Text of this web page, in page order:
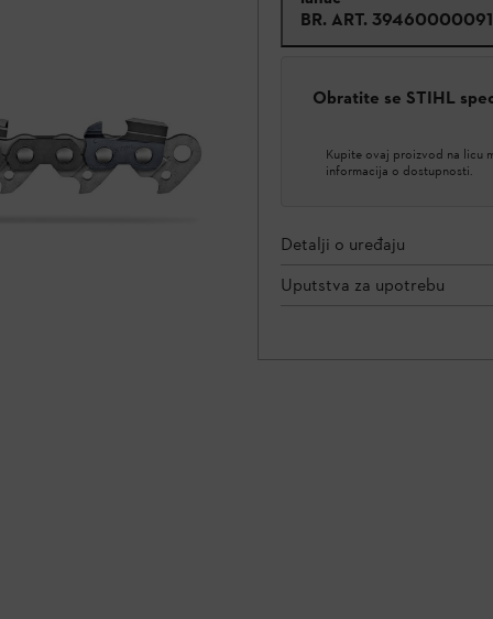
BR. ART. 39460000091
Obratite se STIHL
Kupite ovaj proizvod na licu
informacija o dostupnosti.
Detalji o uređaju
Uputstva za upotrebu